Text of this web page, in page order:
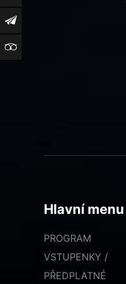
Newsletter
TripAdvisor
Hlavní menu
PROGRAM
VSTUPENKY /
PŘEDPLATNÉ